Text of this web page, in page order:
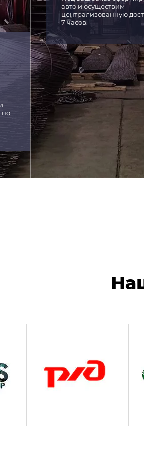
по
авто и осуществим
централизованную
7 часов.